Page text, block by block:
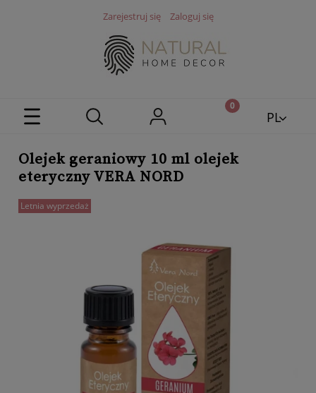
Zarejestruj się Zaloguj się
PL
Olejek geraniowy 10 ml olejek
eteryczny VERA NORD
Letnia wyprzedaż